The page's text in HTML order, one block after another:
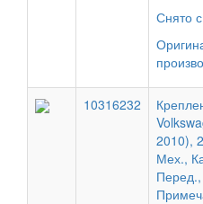
Снято
10316232
2010),
Мех.,